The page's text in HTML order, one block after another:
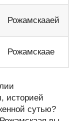
Рожамскааей
Рожамскаае
историей
сутью?